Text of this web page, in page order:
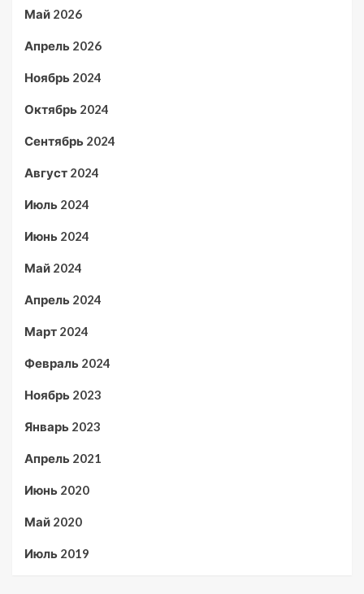
Май 2026
Апрель 2026
Ноябрь 2024
Октябрь 2024
Сентябрь 2024
Август 2024
Июль 2024
Июнь 2024
Май 2024
Апрель 2024
Март 2024
Февраль 2024
Ноябрь 2023
Январь 2023
Апрель 2021
Июнь 2020
Май 2020
Июль 2019